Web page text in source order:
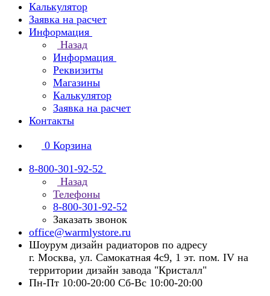
Калькулятор
Заявка на расчет
Информация
Назад
Информация
Реквизиты
Магазины
Калькулятор
Заявка на расчет
Контакты
0 Корзина
8-800-301-92-52
Назад
Телефоны
8-800-301-92-52
Заказать звонок
office@warmlystore.ru
Шоурум дизайн радиаторов по адресу
г. Москва, ул. Самокатная 4с9, 1 эт. пом. IV на
территории дизайн завода "Кристалл"
Пн-Пт 10:00-20:00 Сб-Вс 10:00-20:00